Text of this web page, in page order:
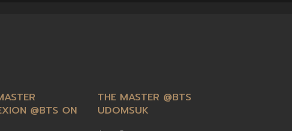
@BTS ON
THE MASTER @BTS
UDOMSUK